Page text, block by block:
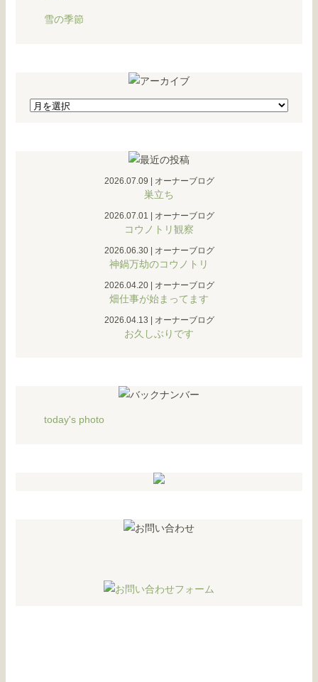
雪の季節
2026.07.09 オーナーブログ
巣立ち
2026.07.01 オーナーブログ
コウノトリ観察
2026.06.30| オーナーブログ
神鍋万劫のコウノトリ
2026.04.20| オーナーブログ
畑仕事が始まってます
2026.04.13 オーナーブログ
お久しぶりです
today's photo